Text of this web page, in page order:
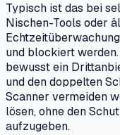
Typisch ist das bei
Nischen-Tools oder
und blockiert
bewusst ein
und den doppelten
Scanner vermeiden
lösen, ohne den
aufzugeben.